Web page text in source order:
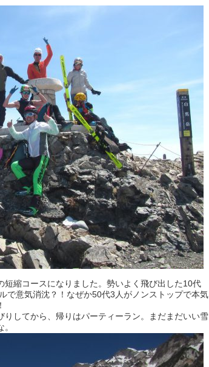
縮コースになりました。勢いよく飛び出した10代
で意気消沈？！なぜか50代3人がノンストップで本気
りしてから、帰りはパーティーラン。まだまだいい雪